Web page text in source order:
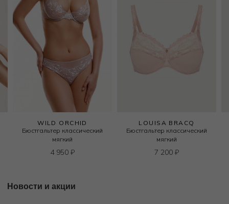
WILD ORCHID
Бюстгальтер классический
мягкий
4 950 ₽
LOUISA BRACQ
Бюстгальтер классический
мягкий
7 200 ₽
Новости и акции